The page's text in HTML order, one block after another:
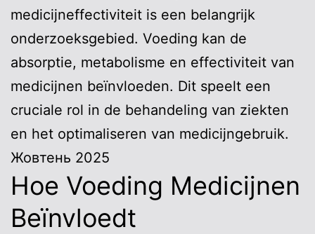
medicijneffectiviteit is een belangrijk
onderzoeksgebied. Voeding kan de
absorptie, metabolisme en effectiviteit van
medicijnen beïnvloeden. Dit speelt een
cruciale rol in de behandeling van ziekten
en het optimaliseren van medicijngebruik.
Жовтень 2025
Hoe Voeding Medicijnen
Beïnvloedt